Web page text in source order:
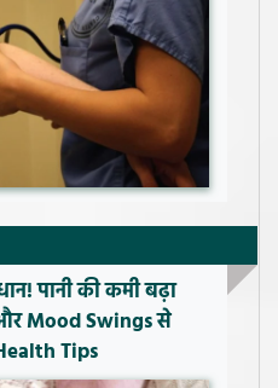
पानी की कमी बढ़ा
Mood Swings से
Tips